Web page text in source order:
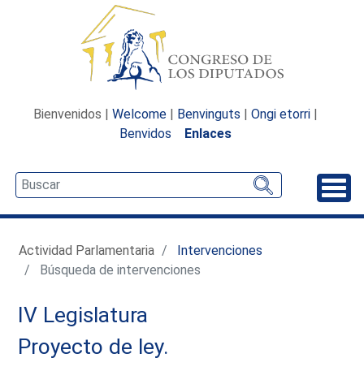
Bienvenidos | Welcome | Benvinguts | Ongi etorri |
Benvidos
Enlaces
Actividad Parlamentaria
Intervenciones
Búsqueda de intervenciones
IV Legislatura
Proyecto de ley.